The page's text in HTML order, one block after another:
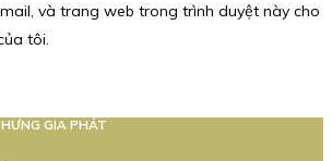
và trang web trong trình duyệt này cho
tôi.
GIA PHÁT